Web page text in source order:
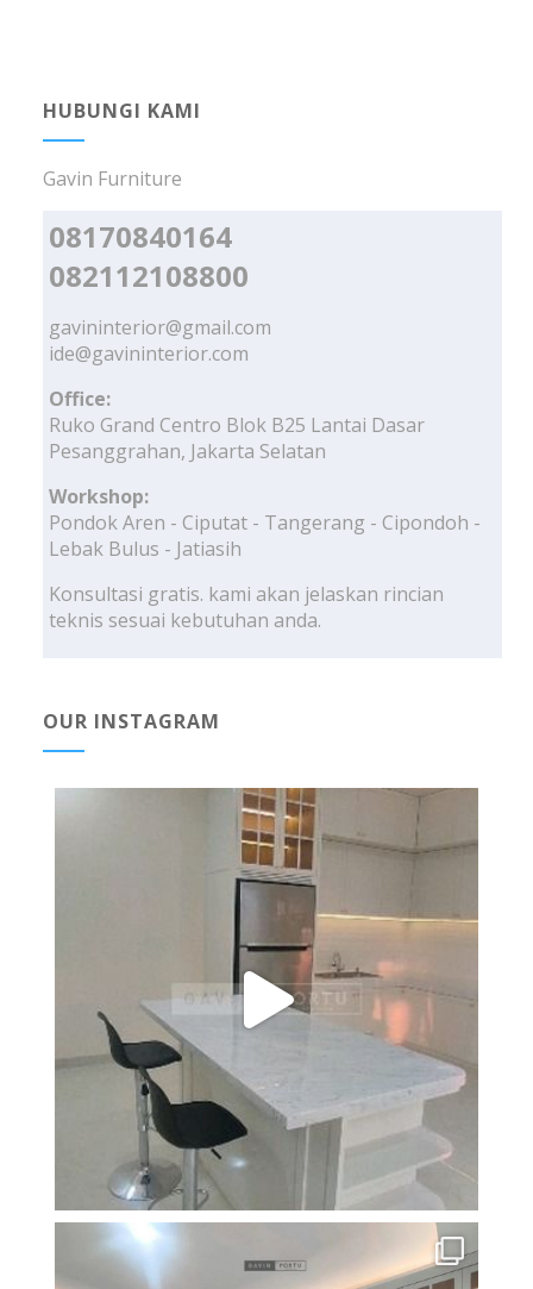
HUBUNGI KAMI
Gavin Furniture
08170840164
082112108800
gavininterior@gmail.com
ide@gavininterior.com
Office:
Ruko Grand Centro Blok B25 Lantai Dasar
Pesanggrahan, Jakarta Selatan
Workshop:
Pondok Aren - Ciputat - Tangerang - Cipondoh -
Lebak Bulus - Jatiasih
Konsultasi gratis. kami akan jelaskan rincian
teknis sesuai kebutuhan anda.
OUR INSTAGRAM